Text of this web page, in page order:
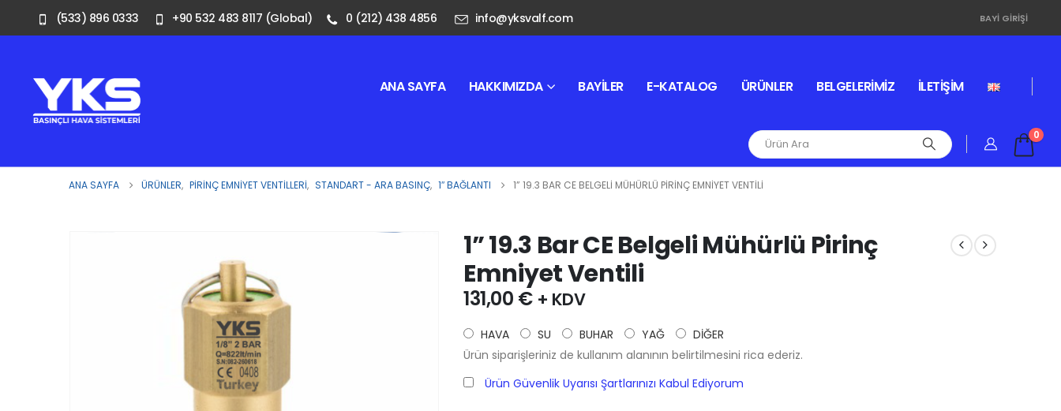
(533) 896 0333 +90 532 483 8117 (Global) 0 (212) 438 4856 info@yksvalf.com BAYI GIRIŞI
ANA SAYFA HAKKIMIZDA BAYILER E-KATALOG ÜRÜNLER BELGELERIMIZ İLETIŞIM
0
ANA SAYFA ÜRÜNLER, PIRINÇ EMNIYET VENTILLERI, STANDART - ARA BASINÇ, 1″ BAĞLANTI 1” 19.3 BAR CE BELGELI MÜHÜRLÜ PIRINÇ EMNIYET VENTILI
1” 19.3 Bar CE Belgeli Mühürlü Pirinç
Emniyet Ventili
131,00 € + KDV
HAVA SU BUHAR YAĞ
DİĞER
Ürün siparişleriniz de kullanım alanının belirtilmesini rica ederiz.
Ürün Güvenlik Uyarısı Şartlarınızı Kabul Ediyorum